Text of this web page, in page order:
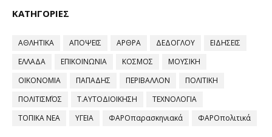
ΚΑΤΗΓΟΡΙΕΣ
ΑΘΛΗΤΙΚΑ ΑΠΟΨΕΙΣ ΑΡΘΡΑ ΔΕΔΟΓΛΟΥ
ΕΙΔΗΣΕΙΣ
ΕΛΛΑΔΑ
ΕΠΙΚΟΙΝΩΝΙΑ ΚΟΣΜΟΣ
ΜΟΥΣΙΚΗ
ΟΙΚΟΝΟΜΙΑ
ΠΑΠΑΔΗΣ ΠΕΡΙΒΑΛΛΟΝ
ΠΟΛΙΤΙΚΗ
ΠΟΛΙΤΙΣΜΌΣ
Τ.ΑΥΤΟΔΙΟΙΚΗΣΗ
ΤΕΧΝΟΛΟΓΙΑ
ΤΟΠΙΚΑ ΝΕΑ
ΥΓΕΙΑ ΦΑΡΟπαρασκηνιακά ΦΑΡΟπολιτικά